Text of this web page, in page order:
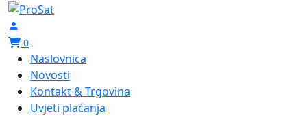
0
Naslovnica
Novosti
Kontakt & Trgovina
Uvjeti plaćanja